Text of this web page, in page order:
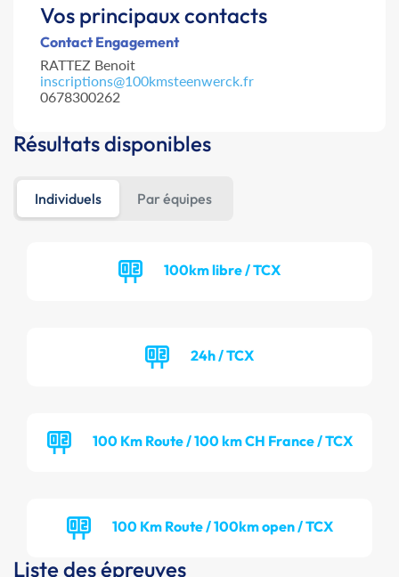
Vos principaux contacts
Contact Engagement
RATTEZ Benoit
inscriptions@100kmsteenwerck.fr
0678300262
Résultats disponibles
Individuels Par équipes
100km libre / TCX
24h / TCX
100 Km Route / 100 km CH France / TCX
100 Km Route / 100km open / TCX
Liste des épreuves